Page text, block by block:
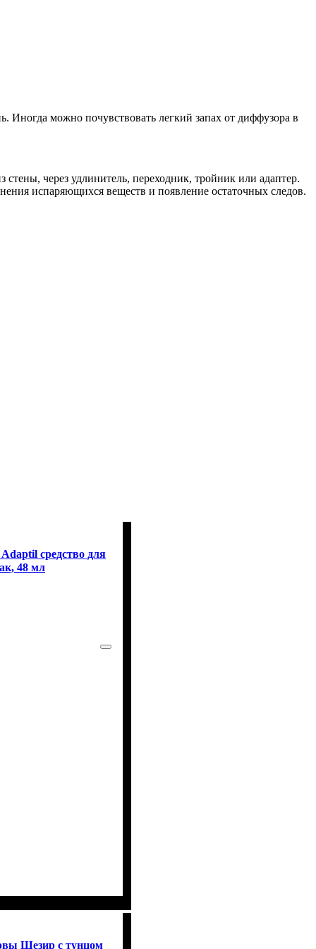
можно почувствовать легкий запах от диффузора в
через удлинитель, переходник, тройник или адаптер.
испаряющихся веществ и появление остаточных следов.
средство для
48 мл
Шезир с тунцом